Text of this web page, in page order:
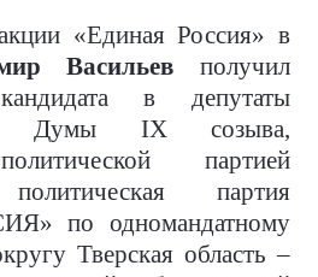
«Единая Россия» в
Васильев получил
в депутаты
Думы IX созыва,
партией
политическая партия
по одномандатному
Тверская область –